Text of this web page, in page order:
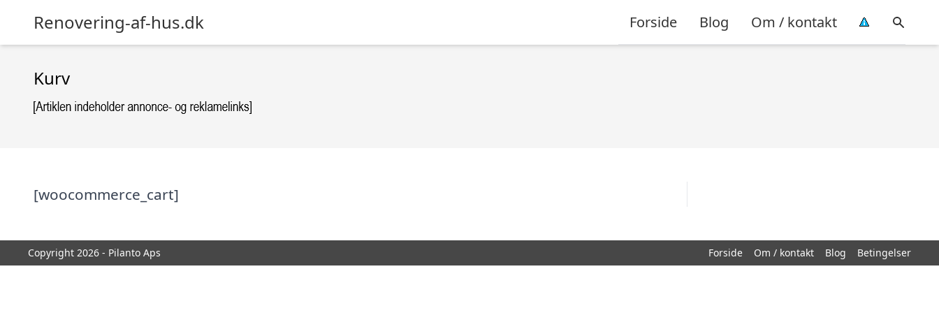
Renovering-af-hus.dk Forside Blog Om / kontakt
Kurv
[woocommerce_cart]
Copyright 2026 - Pilanto Aps Forside Om / kontakt Blog Betingelser